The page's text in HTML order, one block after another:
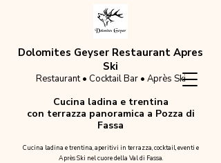
Dolomites Geyser Restaurant Apres
Ski
Restaurant • Cocktail Bar • Après Ski
Cucina ladina e trentina
con terrazza panoramica a Pozza di
Fassa
Cucina ladina e trentina, aperitivi in terrazza, cocktail, eventi e
Après Ski nel cuore della Val di Fassa.